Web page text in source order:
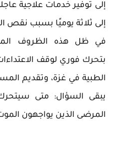
إلى توفير خدمات علاجية
إلى ثلاثة يوميًا بسبب نقص
في ظل هذه الظروف
بتحرك فوري لوقف
الطبية في غزة، وتقديم
يبقى السؤال: متى سيتحرك
المرضى الذين يواجهون